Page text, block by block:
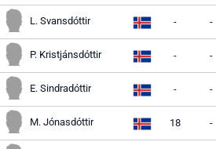
L. Svansdóttir - -
P. Kristjánsdóttir - -
E. Sindradóttir - -
M. Jónasdóttir 18 -